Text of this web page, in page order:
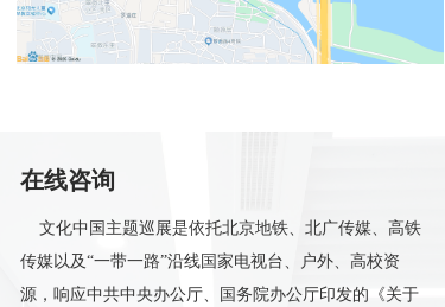
在线咨询
传媒以及“一带一路”沿线国家电视台、户外、高校资
源，响应中共中央办公厅、国务院办公厅印发的《关于